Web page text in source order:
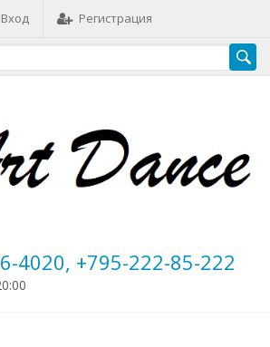
Вход Регистрация
4020, +795-222-85-222